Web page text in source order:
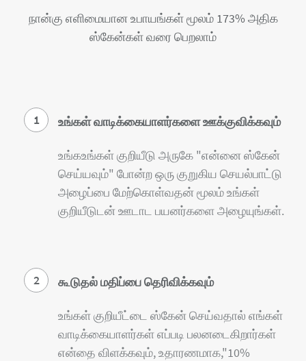
நான்கு எளிமையான உபாயங்கள் மூலம் 173% அதிக
ஸ்கேன்கள் வரை பெறலாம்
1 உங்கள் வாடிக்கையாளர்களை ஊக்குவிக்கவும்
உங்கஉங்கள் குறியீடு அருகே "என்னை ஸ்கேன்
செய்யவும்" போன்ற ஒரு குறுகிய செயல்பாட்டு
அழைப்பை மேற்கொள்வதன் மூலம் உங்கள்
குறியீடுடன் ஊடாட பயனர்களை அழையுங்கள்.
2 கூடுதல் மதிப்பை தெரிவிக்கவும்
உங்கள் குறியீட்டை ஸ்கேன் செய்வதால் எங்கள்
வாடிக்கையாளர்கள் எப்படி பலனடைகிறார்கள்
என்தை விளக்கவும், உதாரணமாக,"10%